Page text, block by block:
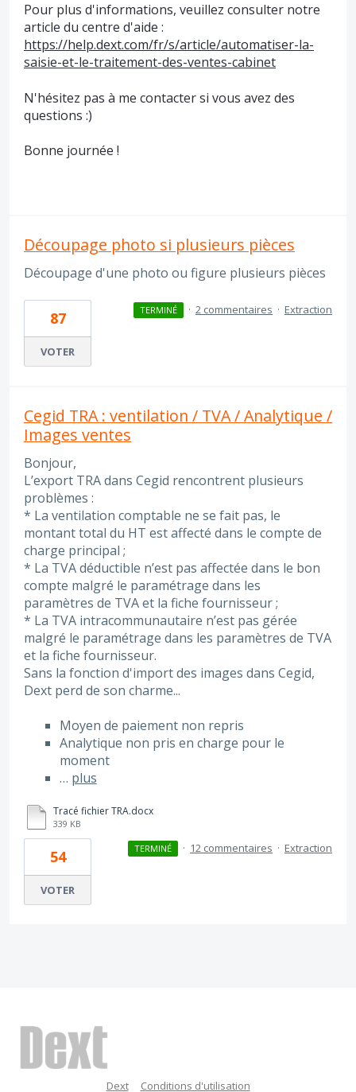
Pour plus d'informations, veuillez consulter notre
article du centre d'aide :
https://help.dext.com/fr/s/article/automatiser-la-
saisie-et-le-traitement-des-ventes-cabinet
N'hésitez pas à me contacter si vous avez des
questions :)
Bonne journée !
Découpage photo si plusieurs pièces
Découpage d'une photo ou figure plusieurs pièces
87
VOTER
TERMINÉ · 2 commentaires · Extraction
Cegid TRA : ventilation / TVA / Analytique /
Images ventes
Bonjour,
L’export TRA dans Cegid rencontrent plusieurs
problèmes :
* La ventilation comptable ne se fait pas, le
montant total du HT est affecté dans le compte de
charge principal ;
* La TVA déductible n’est pas affectée dans le bon
compte malgré le paramétrage dans les
paramètres de TVA et la fiche fournisseur ;
* La TVA intracommunautaire n’est pas gérée
malgré le paramétrage dans les paramètres de TVA
et la fiche fournisseur.
Sans la fonction d'import des images dans Cegid,
Dext perd de son charme...
Moyen de paiement non repris
Analytique non pris en charge pour le
moment
… plus
Tracé fichier TRA.docx
339 KB
54
VOTER
TERMINÉ · 12 commentaires · Extraction
Dext Conditions d'utilisation